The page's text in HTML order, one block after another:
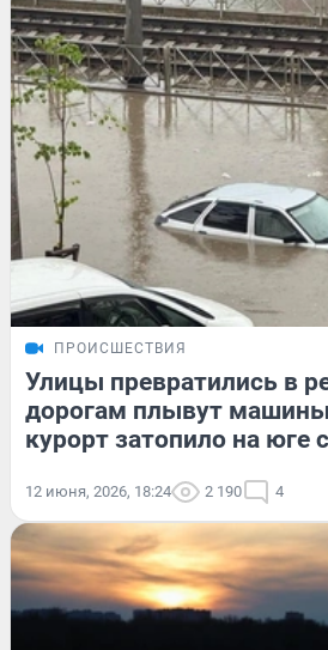
ПРОИСШЕСТВИЯ
Улицы превратились в
дорогам плывут
курорт затопило на юге
12 июня, 2026, 18:24 2 190 4